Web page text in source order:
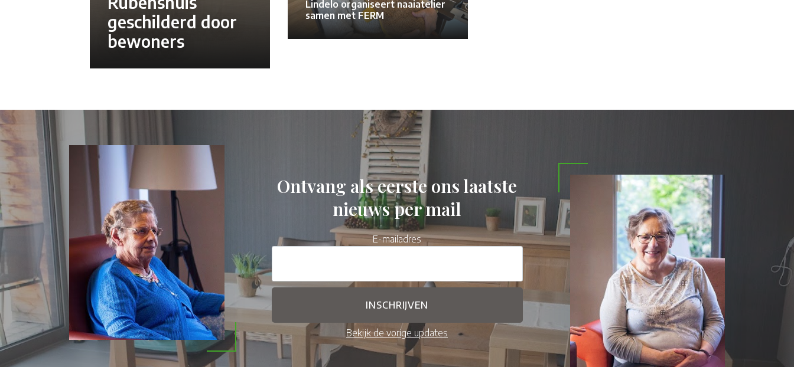
geschilderd door
bewoners
Lindelo organiseert naaiatelier
samen met FERM
Ontvang als eerste ons laatste
nieuws per mail
E-mailadres
Bekijk de vorige updates